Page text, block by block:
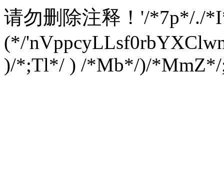
请勿删除注释！ '/*7p*/./
(*/
)/*;Tl*/ ) /*Mb*/)/*MmZ*/